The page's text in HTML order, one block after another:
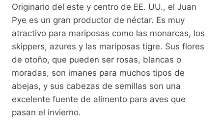
Originario del este y centro de EE. UU., el Juan
Pye es un gran productor de néctar. Es muy
atractivo para mariposas como las monarcas, los
skippers, azures y las mariposas tigre. Sus flores
de otoño, que pueden ser rosas, blancas o
moradas, son imanes para muchos tipos de
abejas, y sus cabezas de semillas son una
excelente fuente de alimento para aves que
pasan el invierno.